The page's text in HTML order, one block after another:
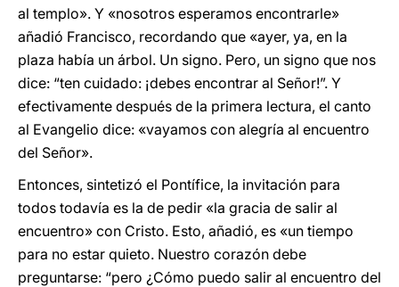
al templo». Y «nosotros esperamos encontrarle»
añadió Francisco, recordando que «ayer, ya, en la
plaza había un árbol. Un signo. Pero, un signo que nos
dice: “ten cuidado: ¡debes encontrar al Señor!”. Y
efectivamente después de la primera lectura, el canto
al Evangelio dice: «vayamos con alegría al encuentro
del Señor».
Entonces, sintetizó el Pontífice, la invitación para
todos todavía es la de pedir «la gracia de salir al
encuentro» con Cristo. Esto, añadió, es «un tiempo
para no estar quieto. Nuestro corazón debe
preguntarse: “pero ¿Cómo puedo salir al encuentro del